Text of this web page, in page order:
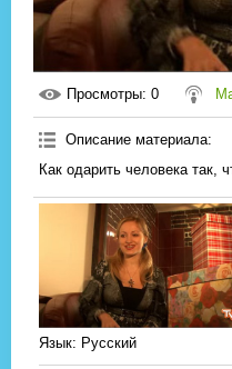
Просмотры: 0
Описание материала:
Как одарить человека так,
Язык: Русский